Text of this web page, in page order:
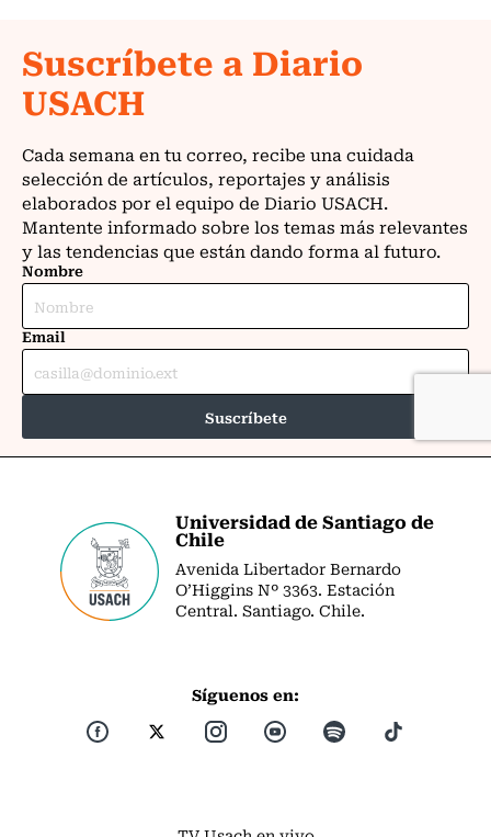
Universidad de Santiago de
Chile
Avenida Libertador Bernardo
O’Higgins Nº 3363. Estación
Central. Santiago. Chile.
Síguenos en: